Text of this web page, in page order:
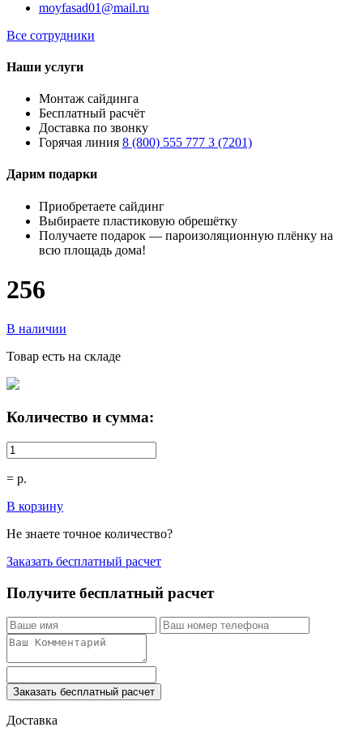
moyfasad01@mail.ru
Все сотрудники
Наши услуги
Монтаж сайдинга
Бесплатный расчёт
Доставка по звонку
Горячая линия 8 (800) 555 777 3 (7201)
Дарим подарки
Приобретаете сайдинг
Выбираете пластиковую обрешётку
Получаете подарок — пароизоляционную плёнку на
всю площадь дома!
256
В наличии
Товар есть на складе
Количество и сумма:
= р.
В корзину
Не знаете точное количество?
Заказать бесплатный расчет
Получите бесплатный расчет
Заказать бесплатный расчет
Доставка